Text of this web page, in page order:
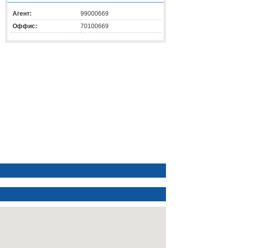
Агент:
99000669
Оффис:
70100669